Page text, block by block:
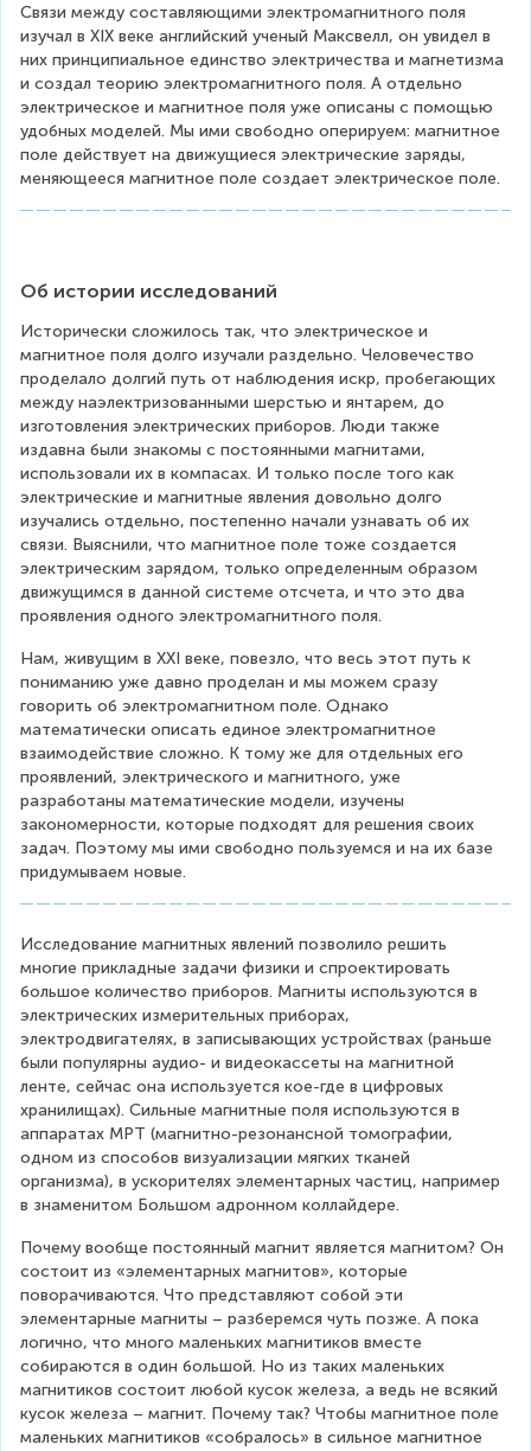
Связи между составляющими электромагнитного поля
изучал в XIX веке английский ученый Максвелл, он увидел в
них принципиальное единство электричества и магнетизма
и создал теорию электромагнитного поля. А отдельно
электрическое и магнитное поля уже описаны с помощью
удобных моделей. Мы ими свободно оперируем: магнитное
поле действует на движущиеся электрические заряды,
меняющееся магнитное поле создает электрическое поле.
Об истории исследований
Исторически сложилось так, что электрическое и
магнитное поля долго изучали раздельно. Человечество
проделало долгий путь от наблюдения искр, пробегающих
между наэлектризованными шерстью и янтарем, до
изготовления электрических приборов. Люди также
издавна были знакомы с постоянными магнитами,
использовали их в компасах. И только после того как
электрические и магнитные явления довольно долго
изучались отдельно, постепенно начали узнавать об их
связи. Выяснили, что магнитное поле тоже создается
электрическим зарядом, только определенным образом
движущимся в данной системе отсчета, и что это два
проявления одного электромагнитного поля.
Нам, живущим в XXI веке, повезло, что весь этот путь к
пониманию уже давно проделан и мы можем сразу
говорить об электромагнитном поле. Однако
математически описать единое электромагнитное
взаимодействие сложно. К тому же для отдельных его
проявлений, электрического и магнитного, уже
разработаны математические модели, изучены
закономерности, которые подходят для решения своих
задач. Поэтому мы ими свободно пользуемся и на их базе
придумываем новые.
Исследование магнитных явлений позволило решить
многие прикладные задачи физики и спроектировать
большое количество приборов. Магниты используются в
электрических измерительных приборах,
электродвигателях, в записывающих устройствах (раньше
были популярны аудио- и видеокассеты на магнитной
ленте, сейчас она используется кое-где в цифровых
хранилищах). Сильные магнитные поля используются в
аппаратах МРТ (магнитно-резонансной томографии,
одном из способов визуализации мягких тканей
организма), в ускорителях элементарных частиц, например
в знаменитом Большом адронном коллайдере.
Почему вообще постоянный магнит является магнитом? Он
состоит из «элементарных магнитов», которые
поворачиваются. Что представляют собой эти
элементарные магниты – разберемся чуть позже. А пока
логично, что много маленьких магнитиков вместе
собираются в один большой. Но из таких маленьких
магнитиков состоит любой кусок железа, а ведь не всякий
кусок железа – магнит. Почему так? Чтобы магнитное поле
маленьких магнитиков «собралось» в сильное магнитное